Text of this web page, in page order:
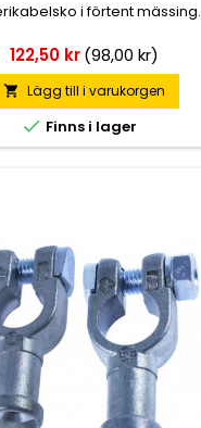
i förtent mässing.
Pris
122,50 kr (98,00 kr)
 Lägg till i varukorgen
 Finns i lager